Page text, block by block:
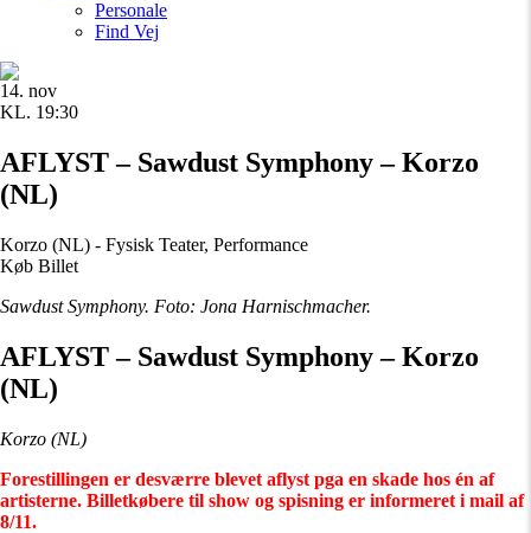
Personale
Find Vej
14. nov
KL. 19:30
AFLYST – Sawdust Symphony – Korzo
(NL)
Korzo (NL) - Fysisk Teater, Performance
Køb Billet
Sawdust Symphony. Foto: Jona Harnischmacher.
AFLYST – Sawdust Symphony – Korzo
(NL)
Korzo (NL)
Forestillingen er desværre blevet aflyst pga en skade hos én af
artisterne. Billetkøbere til show og spisning er informeret i mail af
8/11.